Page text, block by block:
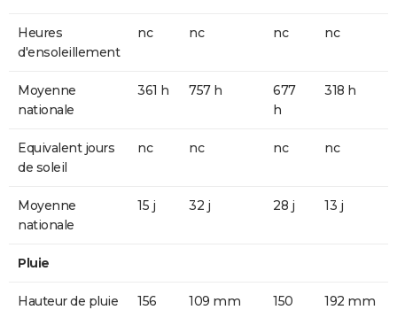
Heures
d'ensoleillement
nc nc nc nc
Moyenne
nationale
361 h 757 h
677
h
318 h
Equivalent jours
de soleil
nc nc nc nc
Moyenne
nationale
15 j 32 j 28 j 13 j
Pluie
Hauteur de pluie
156
109 mm
150
192 mm